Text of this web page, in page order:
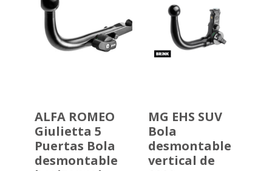
ALFA ROMEO
Giulietta 5
Puertas Bola
desmontable
MG EHS SUV
Bola
desmontable
vertical de